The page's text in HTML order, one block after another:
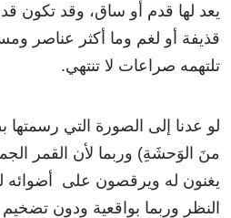
يعد لها قدم أو ساق، وقد تكون
قذيفة أو لغم وما أكثر عناصر
تلتهمه صراعات لا تنتهي.
لو عدنا إلى الصورة التي رسمتها
منَ الوَحشَةِ) وربما لأن القمر
يغنون له ويرقصون على أضوائه
النظر وربما بواقعية ودون تضخيم